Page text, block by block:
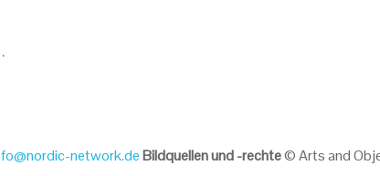
.
network.deBildquellen und -rechte© Arts and